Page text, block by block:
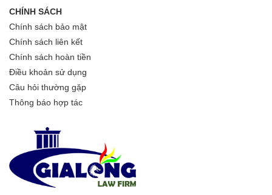
CHÍNH SÁCH
Chính sách bảo mật
Chính sách liên kết
Chính sách hoàn tiền
Điều khoản sử dụng
Câu hỏi thường gặp
Thông báo hợp tác